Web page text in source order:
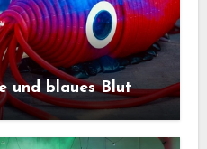
und blaues Blut